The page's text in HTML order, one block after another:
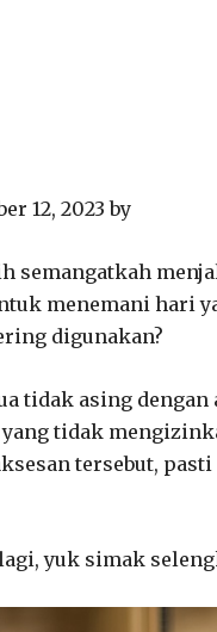
12, 2023 by
semangatkah
menemani hari
digunakan?
tidak asing
tidak
tersebut,
yuk simak